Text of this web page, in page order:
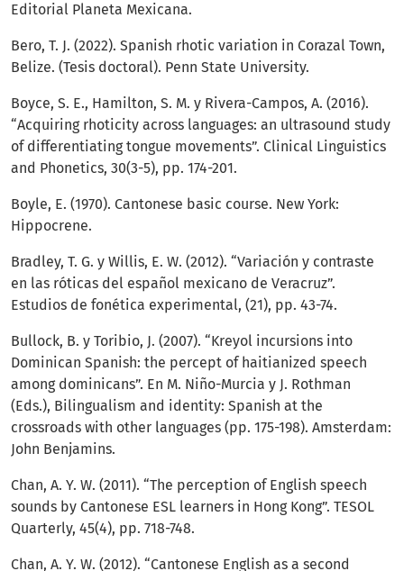
Editorial Planeta Mexicana.
Bero, T. J. (2022). Spanish rhotic variation in Corazal Town,
Belize. (Tesis doctoral). Penn State University.
Boyce, S. E., Hamilton, S. M. y Rivera-Campos, A. (2016).
“Acquiring rhoticity across languages: an ultrasound study
of differentiating tongue movements”. Clinical Linguistics
and Phonetics, 30(3-5), pp. 174-201.
Boyle, E. (1970). Cantonese basic course. New York:
Hippocrene.
Bradley, T. G. y Willis, E. W. (2012). “Variación y contraste
en las róticas del español mexicano de Veracruz”.
Estudios de fonética experimental, (21), pp. 43-74.
Bullock, B. y Toribio, J. (2007). “Kreyol incursions into
Dominican Spanish: the percept of haitianized speech
among dominicans”. En M. Niño-Murcia y J. Rothman
(Eds.), Bilingualism and identity: Spanish at the
crossroads with other languages (pp. 175-198). Amsterdam:
John Benjamins.
Chan, A. Y. W. (2011). “The perception of English speech
sounds by Cantonese ESL learners in Hong Kong”. TESOL
Quarterly, 45(4), pp. 718-748.
Chan, A. Y. W. (2012). “Cantonese English as a second